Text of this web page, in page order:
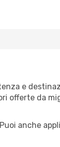
e
offerte da
anche